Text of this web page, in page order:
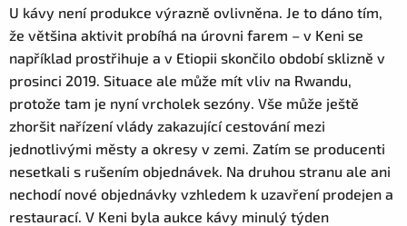
U kávy není produkce výrazně ovlivněna. Je to dáno tím,
že většina aktivit probíhá na úrovni farem – v Keni se
například prostřihuje a v Etiopii skončilo období sklizně v
prosinci 2019. Situace ale může mít vliv na Rwandu,
protože tam je nyní vrcholek sezóny. Vše může ještě
zhoršit nařízení vlády zakazující cestování mezi
jednotlivými městy a okresy v zemi. Zatím se producenti
nesetkali s rušením objednávek. Na druhou stranu ale ani
nechodí nové objednávky vzhledem k uzavření prodejen a
restaurací. V Keni byla aukce kávy minulý týden